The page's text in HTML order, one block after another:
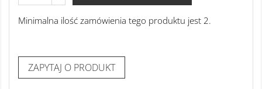
Minimalna ilość zamówienia tego produktu jest 2.
ZAPYTAJ O PRODUKT